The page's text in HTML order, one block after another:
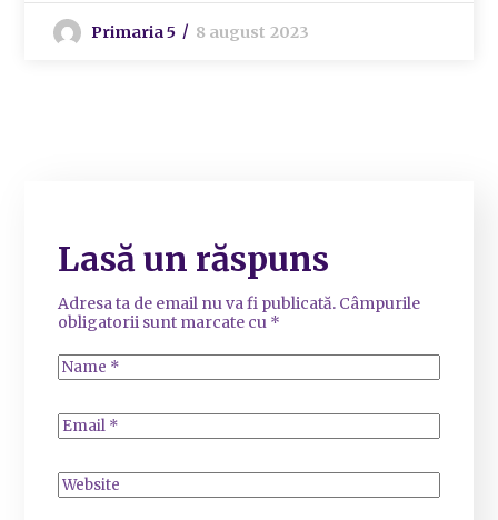
Primaria 5 8 august 2023
Lasă un răspuns
Adresa ta de email nu va fi publicată. Câmpurile
obligatorii sunt marcate cu *